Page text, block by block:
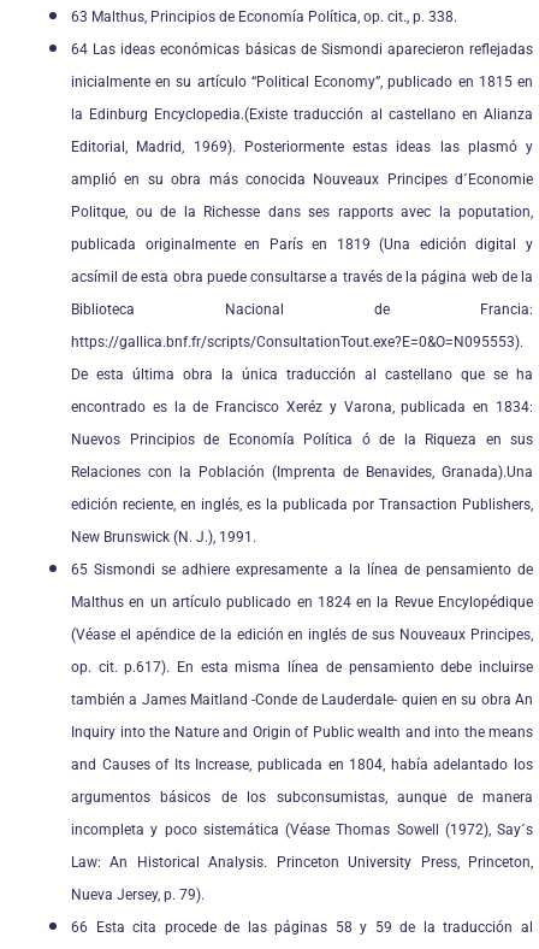
63 Malthus, Principios de Economía Política, op. cit., p. 338.
64 Las ideas económicas básicas de Sismondi aparecieron reflejadas
inicialmente en su artículo “Political Economy”, publicado en 1815 en
la Edinburg Encyclopedia.(Existe traducción al castellano en Alianza
Editorial, Madrid, 1969). Posteriormente estas ideas las plasmó y
amplió en su obra más conocida Nouveaux Principes d´Economie
Politque, ou de la Richesse dans ses rapports avec la poputation,
publicada originalmente en París en 1819 (Una edición digital y
acsímil de esta obra puede consultarse a través de la página web de la
Biblioteca Nacional de Francia:
https://gallica.bnf.fr/scripts/ConsultationTout.exe?E=0&O=N095553).
De esta última obra la única traducción al castellano que se ha
encontrado es la de Francisco Xeréz y Varona, publicada en 1834:
Nuevos Principios de Economía Política ó de la Riqueza en sus
Relaciones con la Población (Imprenta de Benavides, Granada).Una
edición reciente, en inglés, es la publicada por Transaction Publishers,
New Brunswick (N. J.), 1991.
65 Sismondi se adhiere expresamente a la línea de pensamiento de
Malthus en un artículo publicado en 1824 en la Revue Encylopédique
(Véase el apéndice de la edición en inglés de sus Nouveaux Principes,
op. cit. p.617). En esta misma línea de pensamiento debe incluirse
también a James Maitland -Conde de Lauderdale- quien en su obra An
Inquiry into the Nature and Origin of Public wealth and into the means
and Causes of Its Increase, publicada en 1804, había adelantado los
argumentos básicos de los subconsumistas, aunque de manera
incompleta y poco sistemática (Véase Thomas Sowell (1972), Say´s
Law: An Historical Analysis. Princeton University Press, Princeton,
Nueva Jersey, p. 79).
66 Esta cita procede de las páginas 58 y 59 de la traducción al